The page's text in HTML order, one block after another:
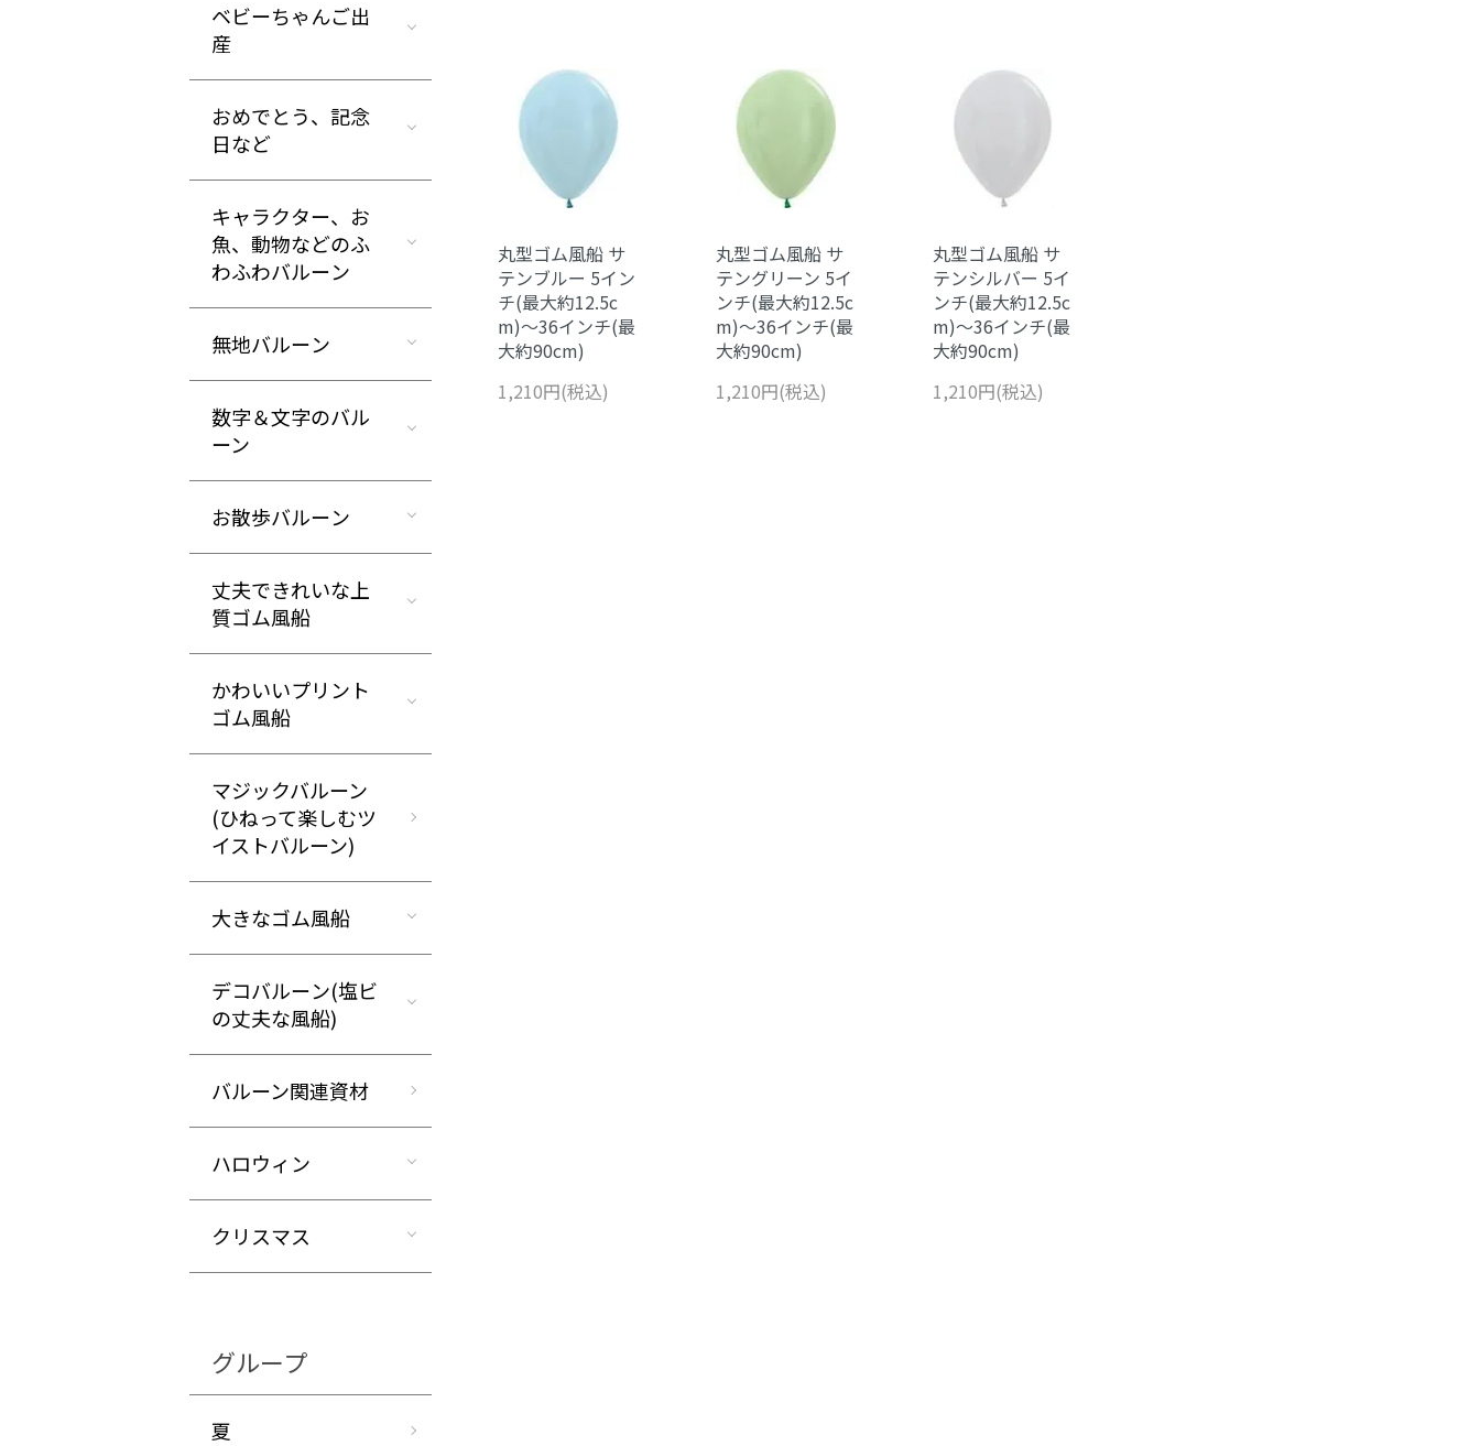
丸型ゴム風船 サ
テンブルー 5イン
チ(最大約12.5c
m)～36インチ(最
大約90cm)
1,210円(税込)
丸型ゴム風船 サ
テングリーン 5イ
ンチ(最大約12.5c
m)～36インチ(最
大約90cm)
1,210円(税込)
丸型ゴム風船 サ
テンシルバー 5イ
ンチ(最大約12.5c
m)～36インチ(最
大約90cm)
1,210円(税込)
ベビーちゃんご出
産
おめでとう、記念
日など
キャラクター、お
魚、動物などのふ
わふわバルーン
無地バルーン
数字＆文字のバル
ーン
お散歩バルーン
丈夫できれいな上
質ゴム風船
かわいいプリント
ゴム風船
マジックバルーン
(ひねって楽しむツ
イストバルーン)
大きなゴム風船
デコバルーン(塩ビ
の丈夫な風船)
バルーン関連資材
ハロウィン
クリスマス
グループ
夏